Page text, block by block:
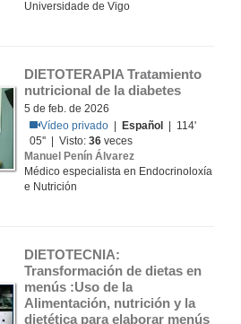
Universidade de Vigo
DIETOTERAPIA Tratamiento
nutricional de la diabetes
5 de feb. de 2026
Vídeo privado
Español
| 114'
05'' | Visto:36 veces
Manuel Penín Álvarez
Médico especialista en Endocrinoloxía
e Nutrición
DIETOTECNIA:
Transformación de dietas en
menús :Uso de la
Alimentación, nutrición y la
dietética para elaborar menús